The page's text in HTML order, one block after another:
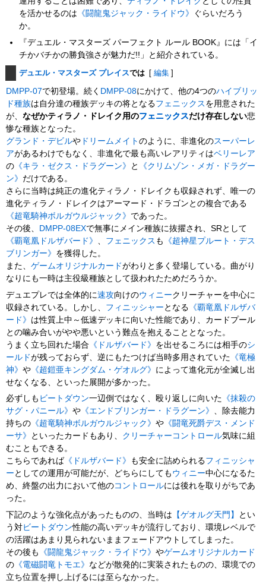
を活かせるのは 《闘龍鬼ジャック・ライドウ》
ぐらいだろう
か。
『デュエル・マスターズ パーフェクト ルール BOOK』には「イ
チかバチかの勝負強さが魅力だ!!」と紹介されている。
デュエル・マスターズ プレイスでは [ 編集 ]
DMPP-07で初登場。続く DMPP-08にかけて、他の4つのハイブリッ
ド種族は自分達の種族デッキの将となるフェニックス を用意された
が、なぜかティラノ・ドレイク用のフェニックスだけ存在しない悲
惨な種族となった。
グランド・デビルや ドリームメイトのように、非進化のスーパーレ
アがあるわけでもなく、非進化で最も高いレアリティはベリーレア
の 《キラ・ゼクス・ドラグーン》 と
《クリムゾン・メガ・ドラグー
ン》 だけである。
さらに当時は純正の進化ティラノ・ドレイクも収録されず、唯一の
進化ティラノ・ドレイクはアーマード・ドラゴンとの複合である
《超竜騎神ボルガウルジャック》 であった。
その後、
DMPP-08EXで無事にメイン種族に抜擢され、SRとして
《覇竜凰ドルザバード》
フェニックス も
《超神星プルート・デス
ブリンガー》 を獲得した。
また、ゲームオリジナルカードがわりと多く登場している。曲がり
なりにも一時は主役級種族として扱われたためだろうか。
デュエプレでは全体的に速攻向けのウィニークリーチャーを中心に
収録されている。しかし、 フィニッシャー となる 《覇竜凰ドルザバ
ード》 は性質上中～低速デッキに向いた性能であり、カードプール
との噛み合いがやや悪いという難点を抱えることとなった。
うまく立ち回れた場合 《ドルザバード》 を出せるころには相手のシ
ールドが残っておらず、逆にもたつけば当時多用されていた 《竜極
神》や 《超鎧亜キングダム・ゲオルグ》 によって進化元が全滅し出
せなくなる、といった展開が多かった。
必ずしも ビートダウン一辺倒ではなく、殴り返しに向いた 《抹殺の
サグ・パニール》や 《エンドブリンガー・ドラグーン》 、除去能力
持ちの 《超竜騎神ボルガウルジャック》や 《闘竜死爵デス・メンド
ーサ》
といったカードもあり、 クリーチャーコントロール気味に組
むこともできる。
こちらであれば《ドルザバード》 も安全に詰められるフィニッシャ
ー としての運用が可能だが、どちらにしても ウィニー中心になるた
め、終盤の出力において他のコントロールには後れを取りがちであ
った。
下記のような強化点があったものの、当時は 【ゲオルグ天門】
とい
う対ビートダウン性能の高いデッキが流行しており、環境レベルで
の活躍はあまり見られないままフェードアウトしてしまった。
その後も
《闘龍鬼ジャック・ライドウ》やゲームオリジナルカード
の 《電磁闘竜トモエ》 などが散発的に実装されたものの、環境での
立ち位置を押し上げるには至らなかった。